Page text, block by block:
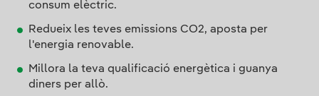
consum elèctric.
Redueix les teves emissions CO2, aposta per
l'energia renovable.
Millora la teva qualificació energètica i guanya
diners per allò.